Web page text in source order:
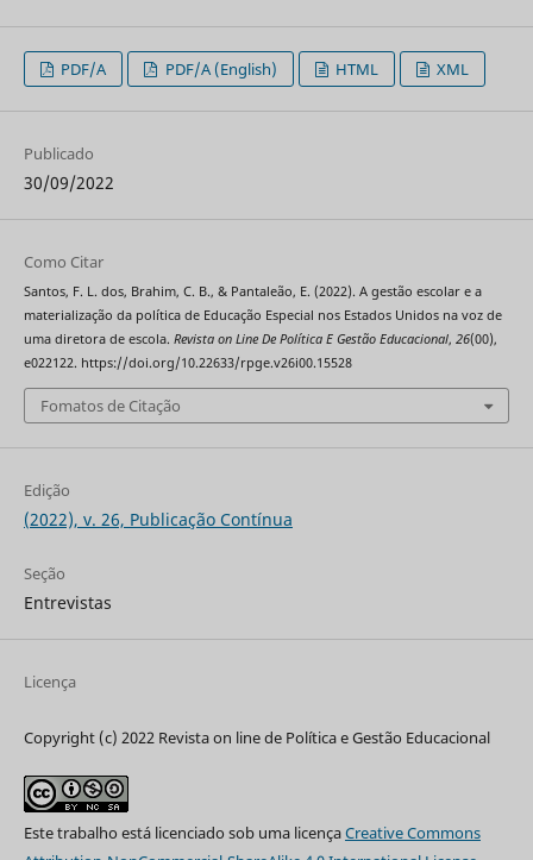
PDF/A PDF/A (English) HTML XML
Publicado
30/09/2022
Como Citar
Santos, F. L. dos, Brahim, C. B., & Pantaleão, E. (2022). A gestão escolar e a
materialização da política de Educação Especial nos Estados Unidos na voz de
uma diretora de escola. Revista on Line De Política E Gestão Educacional, 26(00),
e022122. https://doi.org/10.22633/rpge.v26i00.15528
Fomatos de Citação
Edição
(2022), v. 26, Publicação Contínua
Seção
Entrevistas
Licença
Copyright (c) 2022 Revista on line de Política e Gestão Educacional
Este trabalho está licenciado sob uma licençaCreative Commons